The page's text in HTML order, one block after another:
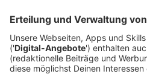
Schließlich soll es ja noch
geben. Das jetzt
nämlich erst ihr zehntes.